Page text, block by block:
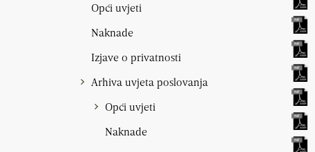
Opći uvjeti
Naknade
Izjave o privatnosti
Arhiva uvjeta poslovanja
Opći uvjeti
Naknade